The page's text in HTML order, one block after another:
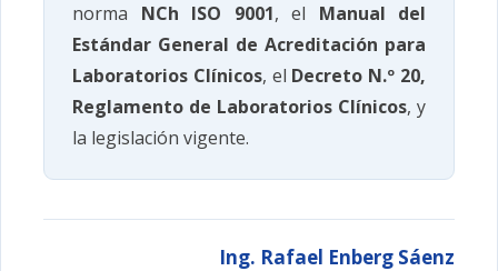
norma NCh ISO 9001, el Manual del
Estándar General de Acreditación para
Laboratorios Clínicos, el Decreto N.º 20,
Reglamento de Laboratorios Clínicos, y
la legislación vigente.
Ing. Rafael Enberg Sáenz